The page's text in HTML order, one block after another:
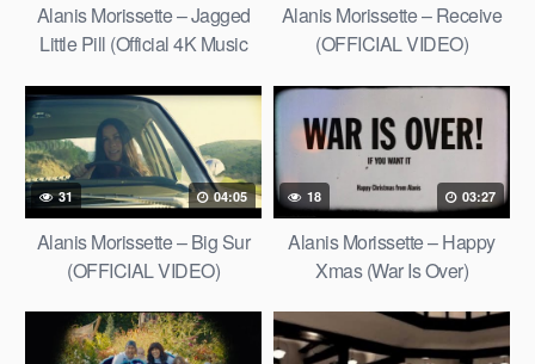
Alanis Morissette – Jagged
Little Pill (Official 4K Music
Alanis Morissette – Receive
(OFFICIAL VIDEO)
31 04:05
Alanis Morissette – Big Sur
(OFFICIAL VIDEO)
18 03:27
Alanis Morissette – Happy
Xmas (War Is Over)